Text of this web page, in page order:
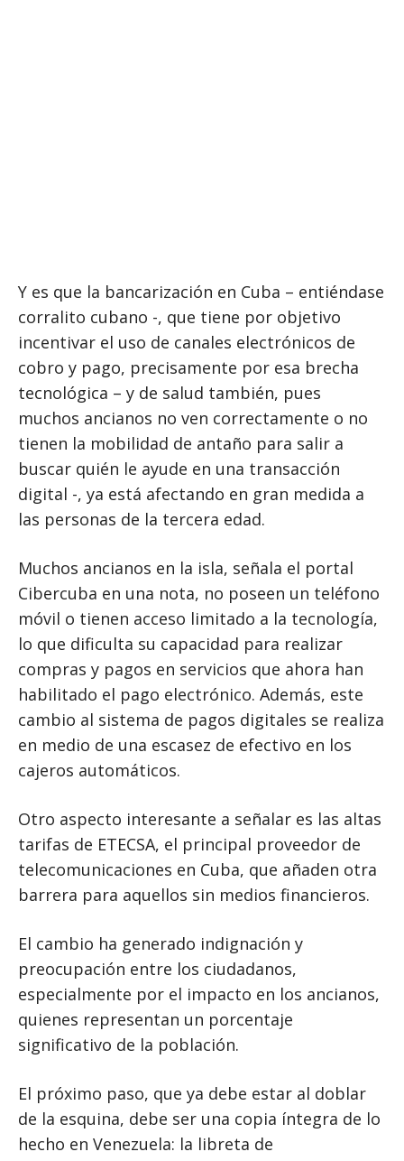
Y es que la bancarización en Cuba – entiéndase
corralito cubano -, que tiene por objetivo
incentivar el uso de canales electrónicos de
cobro y pago, precisamente por esa brecha
tecnológica – y de salud también, pues
muchos ancianos no ven correctamente o no
tienen la mobilidad de antaño para salir a
buscar quién le ayude en una transacción
digital -, ya está afectando en gran medida a
las personas de la tercera edad.
Muchos ancianos en la isla, señala el portal
Cibercuba en una nota, no poseen un teléfono
móvil o tienen acceso limitado a la tecnología,
lo que dificulta su capacidad para realizar
compras y pagos en servicios que ahora han
habilitado el pago electrónico. Además, este
cambio al sistema de pagos digitales se realiza
en medio de una escasez de efectivo en los
cajeros automáticos.
Otro aspecto interesante a señalar es las altas
tarifas de ETECSA, el principal proveedor de
telecomunicaciones en Cuba, que añaden otra
barrera para aquellos sin medios financieros.
El cambio ha generado indignación y
preocupación entre los ciudadanos,
especialmente por el impacto en los ancianos,
quienes representan un porcentaje
significativo de la población.
El próximo paso, que ya debe estar al doblar
de la esquina, debe ser una copia íntegra de lo
hecho en Venezuela: la libreta de